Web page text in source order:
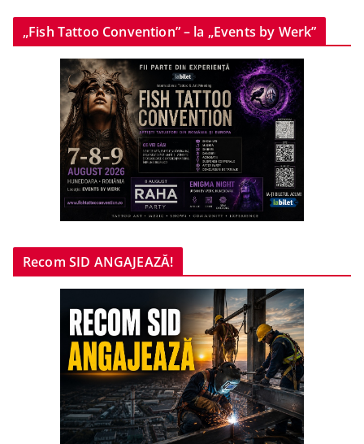
„Fish Tattoo Convention” – la „Events by Werk”
Recom SID ANGAJEAZĂ!